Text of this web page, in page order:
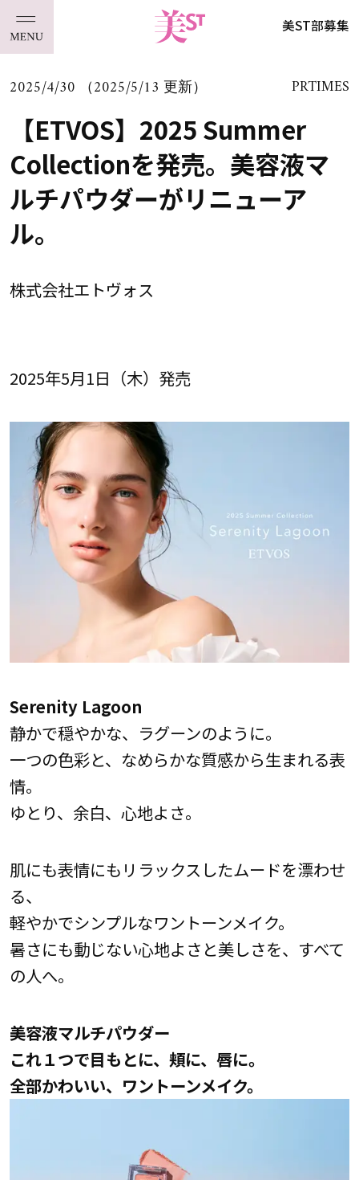
美ST部募集
2025/4/30 （2025/5/13 更新） PRTIMES
【ETVOS】2025 Summer
Collectionを発売。美容液マ
ルチパウダーがリニューア
ル。
株式会社エトヴォス
2025年5月1日（木）発売
Serenity Lagoon
静かで穏やかな、ラグーンのように。
一つの色彩と、なめらかな質感から生まれる表
情。
ゆとり、余白、心地よさ。
肌にも表情にもリラックスしたムードを漂わせ
る、
軽やかでシンプルなワントーンメイク。
暑さにも動じない心地よさと美しさを、すべて
の人へ。
美容液マルチパウダー
これ１つで目もとに、頬に、唇に。
全部かわいい、ワントーンメイク。